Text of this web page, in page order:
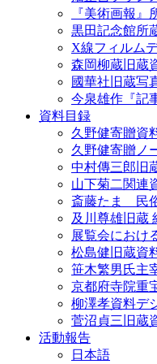
『美術画報』
黒田記念館所
X線フィルム
森岡柳蔵旧蔵
國華社旧蔵写
今泉雄作『記
資料目録
久野健寄贈資
久野健寄贈ノ
中村傳三郎旧
山下菊二関連
斎藤たま 民
及川尊雄旧蔵
展覧会におけ
松島健旧蔵資
笹木繁男氏主
京都府寺院重
柳澤孝資料デ
菅沼貞三旧蔵
活動報告
日本語